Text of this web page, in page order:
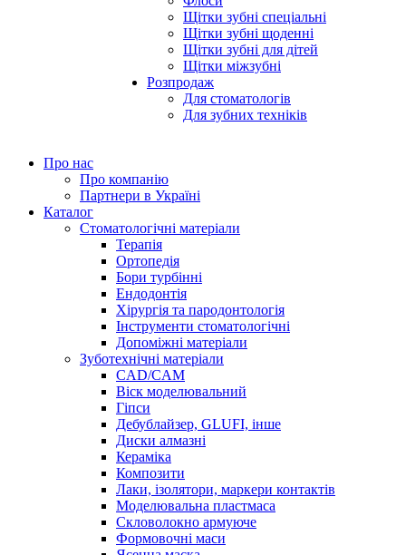
Щітки зубні спеціальні
Щітки зубні щоденні
Щітки зубні для дітей
Щітки міжзубні
Розпродаж
Для стоматологів
Для зубних техніків
Про нас
Про компанію
Партнери в Україні
Каталог
Стоматологічні матеріали
Терапія
Ортопедія
Бори турбінні
Ендодонтія
Хірургія та пародонтологія
Інструменти стоматологічні
Допоміжні матеріали
Зуботехнічні матеріали
CAD/CAM
Віск моделювальний
Гіпси
Дебублайзер, GLUFI, інше
Диски алмазні
Кераміка
Композити
Лаки, ізолятори, маркери контактів
Моделювальна пластмаса
Скловолокно армуюче
Формовочні маси